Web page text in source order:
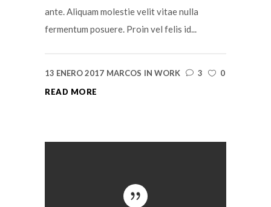
ante. Aliquam molestie velit vitae nulla
fermentum posuere. Proin vel felis id...
13 ENERO 2017 MARCOS IN WORK 3
0
READ MORE